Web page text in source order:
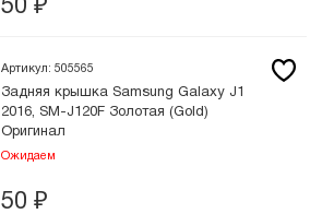
50 ₽
Артикул: 505565
Задняя крышка Samsung Galaxy J1
2016, SM-J120F Золотая (Gold)
Оригинал
Ожидаем
50 ₽